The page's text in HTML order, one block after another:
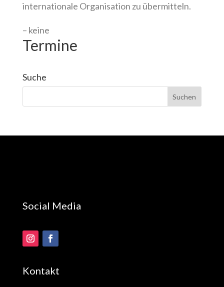
internationale Organisation zu übermitteln.
– keine
Termine
Suche
Social Media
Kontakt